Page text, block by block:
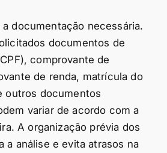
a documentação necessária.
documentos de
comprovante de
de renda, matrícula do
outros documentos
variar de acordo com a
A organização prévia dos
a análise e evita atrasos na